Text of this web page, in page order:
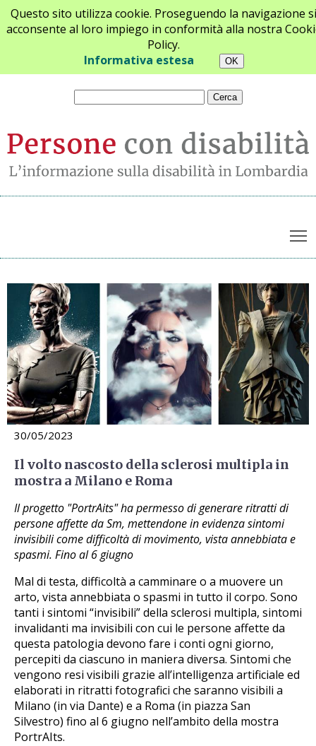
Questo sito utilizza cookie. Proseguendo la navigazione si
acconsente al loro impiego in conformità alla nostra
Policy.
Informativa estesa
Chi siamo Newsletter Contatti
Archivio notizie
30/05/2023
Il volto nascosto della sclerosi multipla in
mostra a Milano e Roma
Il progetto "PortrAits" ha permesso di generare ritratti di
persone affette da Sm, mettendone in evidenza sintomi
invisibili come difficoltà di movimento, vista annebbiata e
spasmi. Fino al 6 giugno
Mal di testa, difficoltà a camminare o a muovere un
arto, vista annebbiata o spasmi in tutto il corpo. Sono
tanti i sintomi “invisibili” della sclerosi multipla, sintomi
invalidanti ma invisibili con cui le persone affette da
questa patologia devono fare i conti ogni giorno,
percepiti da ciascuno in maniera diversa. Sintomi che
vengono resi visibili grazie all’intelligenza artificiale ed
elaborati in ritratti fotografici che saranno visibili a
Milano (in via Dante) e a Roma (in piazza San
Silvestro) fino al 6 giugno nell’ambito della mostra
PortrAIts.